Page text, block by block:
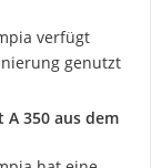
verfügt
genutzt
350 aus dem